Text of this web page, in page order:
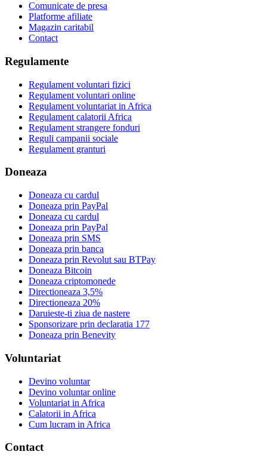
Comunicate de presa
Platforme afiliate
Magazin caritabil
Contact
Regulamente
Regulament voluntari fizici
Regulament voluntari online
Regulament voluntariat in Africa
Regulament calatorii Africa
Regulament strangere fonduri
Reguli campanii sociale
Regulament granturi
Doneaza
Doneaza cu cardul
Doneaza prin PayPal
Doneaza cu cardul
Doneaza prin PayPal
Doneaza prin SMS
Doneaza prin banca
Doneaza prin Revolut sau BTPay
Doneaza Bitcoin
Doneaza criptomonede
Directioneaza 3,5%
Directioneaza 20%
Daruieste-ti ziua de nastere
Sponsorizare prin declaratia 177
Doneaza prin Benevity
Voluntariat
Devino voluntar
Devino voluntar online
Voluntariat in Africa
Calatorii in Africa
Cum lucram in Africa
Contact